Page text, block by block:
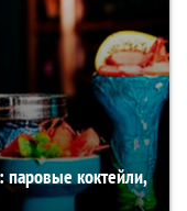
коктейли,